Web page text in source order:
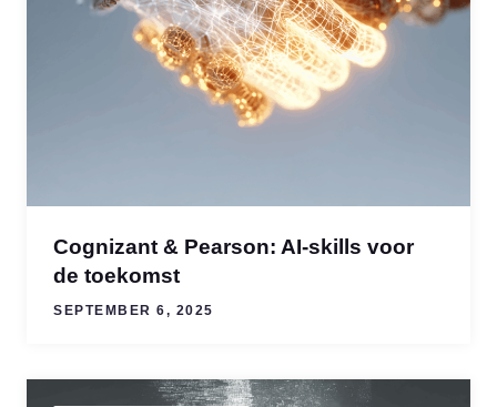
Cognizant & Pearson: AI-skills voor
de toekomst
SEPTEMBER 6, 2025